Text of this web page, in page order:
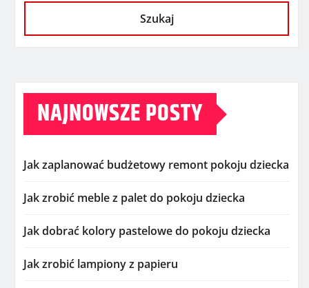
Szukaj
NAJNOWSZE POSTY
Jak zaplanować budżetowy remont pokoju dziecka
Jak zrobić meble z palet do pokoju dziecka
Jak dobrać kolory pastelowe do pokoju dziecka
Jak zrobić lampiony z papieru